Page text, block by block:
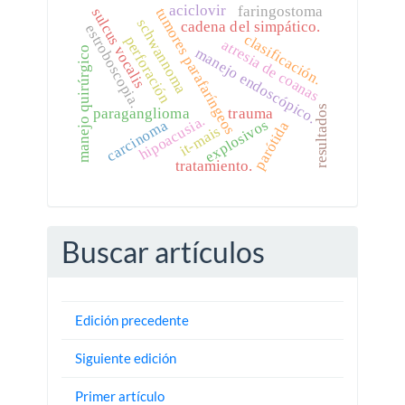
schwannoma
paragangliomatumores parafaríngeos
cadena del simpático.
atresia de coanas
manejo quirúrgico manejo endoscópico.
perforación
trauma
explosivos
hipoacusia.
sulcus vocalis
estroboscopia.
aciclovir
carcinoma parótida
tratamiento.
faringostoma
clasificación.
it-mais resultados
Buscar artículos
Edición precedente
Siguiente edición
Primer artículo